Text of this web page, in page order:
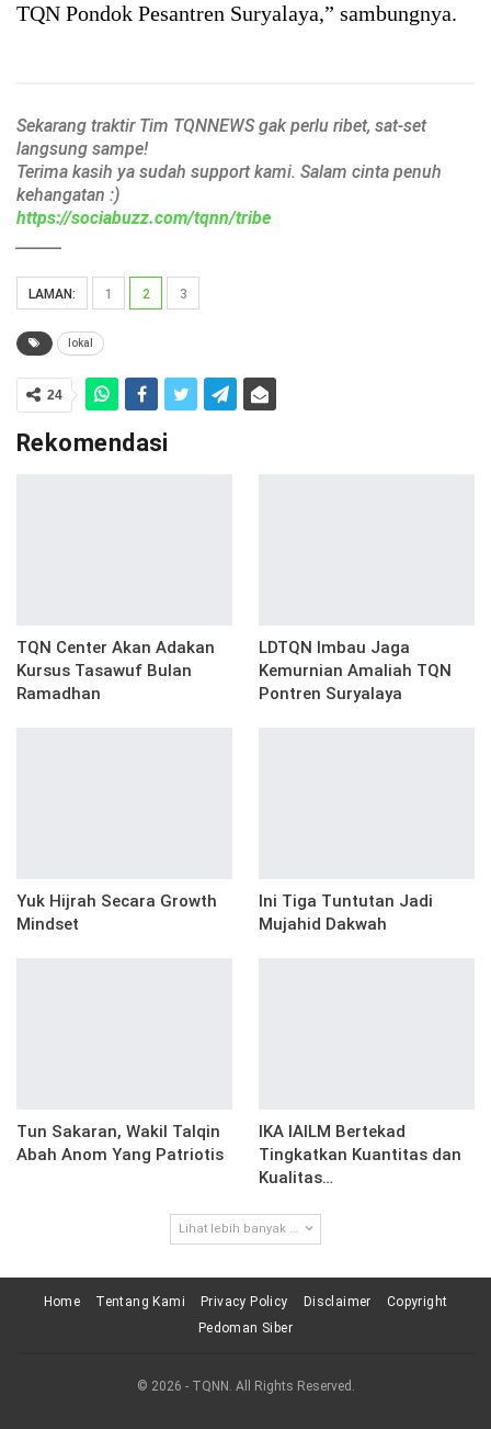
TQN Pondok Pesantren Suryalaya,” sambungnya.
Sekarang traktir Tim TQNNEWS gak perlu ribet, sat-set
langsung sampe!
Terima kasih ya sudah support kami. Salam cinta penuh
kehangatan :)
https://sociabuzz.com/tqnn/tribe
LAMAN: 1 2 3
lokal
24
Rekomendasi
TQN Center Akan Adakan
Kursus Tasawuf Bulan
Ramadhan
LDTQN Imbau Jaga
Kemurnian Amaliah TQN
Pontren Suryalaya
Yuk Hijrah Secara Growth
Mindset
Ini Tiga Tuntutan Jadi
Mujahid Dakwah
Tun Sakaran, Wakil Talqin
Abah Anom Yang Patriotis
IKA IAILM Bertekad
Tingkatkan Kuantitas dan
Kualitas…
Lihat lebih banyak ...
Home Tentang Kami Privacy Policy Disclaimer
Copyright
Pedoman Siber
© 2026 - TQNN. All Rights Reserved.